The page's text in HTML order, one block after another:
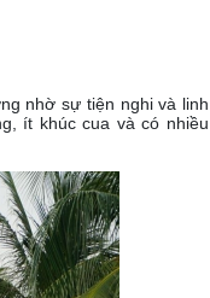
nhờ sự tiện nghi và linh
ít khúc cua và có nhiều